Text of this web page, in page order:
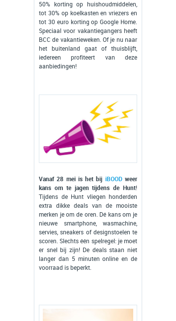
50% korting op huishoudmiddelen,
tot 30% op koelkasten en vriezers en
tot 30 euro korting op Google Home.
Speciaal voor vakantiegangers heeft
BCC de vakantieweken. Of je nu naar
het buitenland gaat of thuisblijft,
iedereen profiteert van deze
aanbiedingen!
Vanaf 28 mei is het bij iBOODweer
kans om te jagen tijdens de Hunt!
Tijdens de Hunt vliegen honderden
extra dikke deals van de mooiste
merken je om de oren. Dé kans om je
nieuwe smartphone, wasmachine,
servies, sneakers of designstoelen te
scoren. Slechts één spelregel: je moet
er snel bij zijn! De deals staan niet
langer dan 5 minuten online en de
voorraad is beperkt.